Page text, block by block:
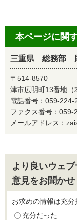
本ページに関
三重県 総務部
〒514-8570
津市広明町13番地（
電話番号： 059-224-
ファクス番号：
メールアドレス：
より良いウェ
意見をお聞か
お求めの情報は充
充分だった